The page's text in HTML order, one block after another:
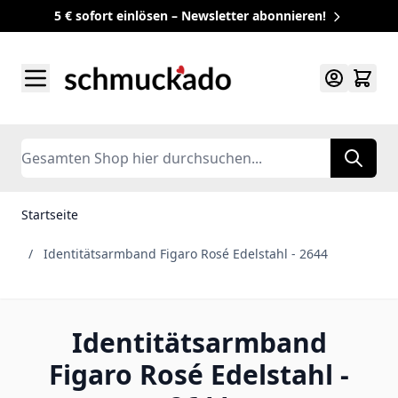
5 € sofort einlösen – Newsletter abonnieren!
Search
Startseite
/ Identitätsarmband Figaro Rosé Edelstahl - 2644
Identitätsarmband
Figaro Rosé Edelstahl -